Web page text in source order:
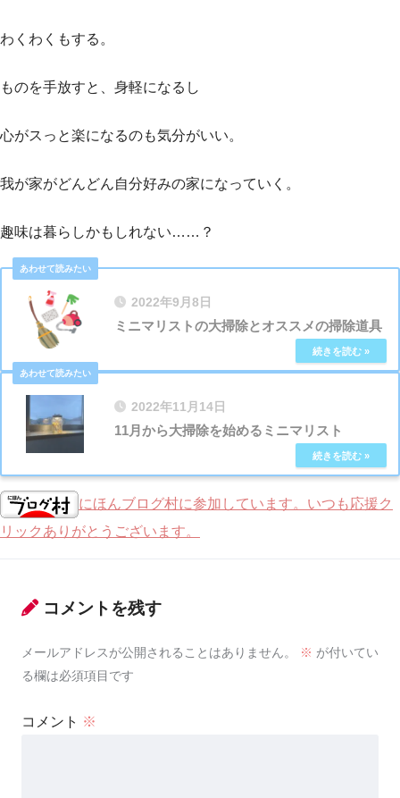
わくわくもする。
ものを手放すと、身軽になるし
心がスっと楽になるのも気分がいい。
我が家がどんどん自分好みの家になっていく。
趣味は暮らしかもしれない……？
2022年9月8日
ミニマリストの大掃除とオススメの掃除道具
2022年11月14日
11月から大掃除を始めるミニマリスト
にほんブログ村に参加しています。いつも応援ク
リックありがとうございます。
コメントを残す
メールアドレスが公開されることはありません。 ※ が付いてい
る欄は必須項目です
コメント ※